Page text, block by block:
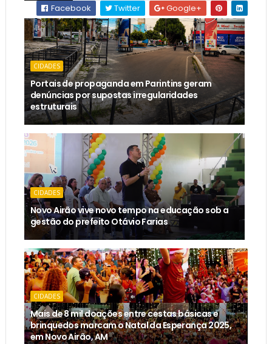
Facebook
Twitter Google+
CIDADES
Portais de propaganda em Parintins geram
denúncias por supostas irregularidades
estruturais
CIDADES
Novo Airão vive novo tempo na educação sob a
gestão do prefeito Otávio Farias
CIDADES
Mais de 8 mil doações entre cestas básicas e
brinquedos marcam o Natal da Esperança 2025,
em Novo Airão, AM